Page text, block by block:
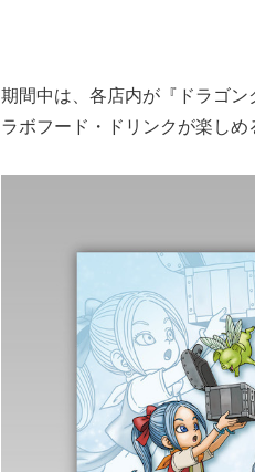
期間中は、各店内が『ドラゴ
ラボフード・ドリンクが楽しめ